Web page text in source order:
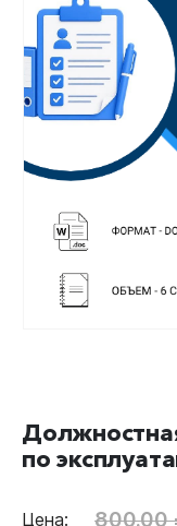
по
Цена: 800.00